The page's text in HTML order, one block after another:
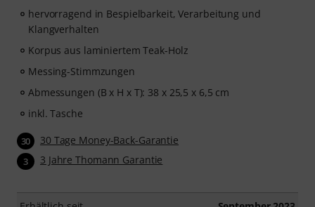
hervorragend in Bespielbarkeit, Verarbeitung und
Klangverhalten
Korpus aus laminiertem Teak-Holz
Messing-Stimmzungen
Abmessungen (B x H x T): 38 x 25,5 x 6,5 cm
inkl. Tasche
30 30 Tage Money-Back-Garantie
3 3 Jahre Thomann Garantie